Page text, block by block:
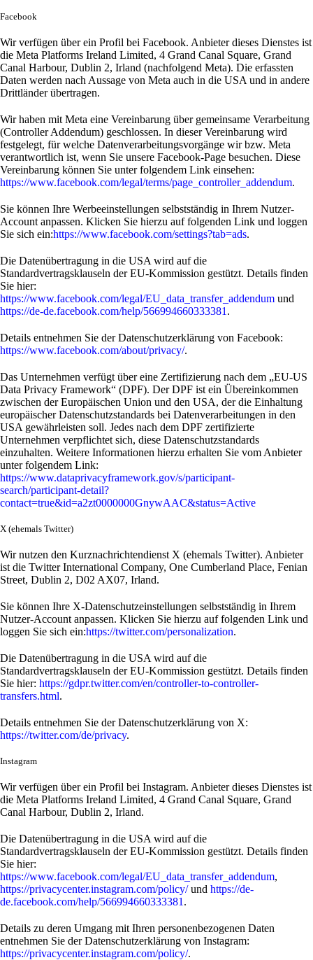
Facebook
Wir verfügen über ein Profil bei Facebook. Anbieter dieses Dienstes ist
die Meta Platforms Ireland Limited, 4 Grand Canal Square, Grand
Canal Harbour, Dublin 2, Irland (nachfolgend Meta). Die erfassten
Daten werden nach Aussage von Meta auch in die USA und in andere
Drittländer übertragen.
Wir haben mit Meta eine Vereinbarung über gemeinsame Verarbeitung
(Controller Addendum) geschlossen. In dieser Vereinbarung wird
festgelegt, für welche Datenverarbeitungsvorgänge wir bzw. Meta
verantwortlich ist, wenn Sie unsere Facebook-Page besuchen. Diese
Vereinbarung können Sie unter folgendem Link einsehen:
https://www.facebook.com/legal/terms/page_controller_addendum.
Sie können Ihre Werbeeinstellungen selbstständig in Ihrem Nutzer-
Account anpassen. Klicken Sie hierzu auf folgenden Link und loggen
Sie sich ein:https://www.facebook.com/settings?tab=ads.
Die Datenübertragung in die USA wird auf die
Standardvertragsklauseln der EU-Kommission gestützt. Details finden
Sie hier:
https://www.facebook.com/legal/EU_data_transfer_addendum und
https://de-de.facebook.com/help/566994660333381 .
Details entnehmen Sie der Datenschutzerklärung von Facebook:
https://www.facebook.com/about/privacy/.
Das Unternehmen verfügt über eine Zertifizierung nach dem „EU-US
Data Privacy Framework“ (DPF). Der DPF ist ein Übereinkommen
zwischen der Europäischen Union und den USA, der die Einhaltung
europäischer Datenschutzstandards bei Datenverarbeitungen in den
USA gewährleisten soll. Jedes nach dem DPF zertifizierte
Unternehmen verpflichtet sich, diese Datenschutzstandards
einzuhalten. Weitere Informationen hierzu erhalten Sie vom Anbieter
unter folgendem Link:
https://www.dataprivacyframework.gov/s/participant-
search/participant-detail?
contact=true&id=a2zt0000000GnywAAC&status=Active
X (ehemals Twitter)
Wir nutzen den Kurznachrichtendienst X (ehemals Twitter). Anbieter
ist die Twitter International Company, One Cumberland Place, Fenian
Street, Dublin 2, D02 AX07, Irland.
Sie können Ihre X-Datenschutzeinstellungen selbstständig in Ihrem
Nutzer-Account anpassen. Klicken Sie hierzu auf folgenden Link und
loggen Sie sich ein:https://twitter.com/personalization.
Die Datenübertragung in die USA wird auf die
Standardvertragsklauseln der EU-Kommission gestützt. Details finden
Sie hier: https://gdpr.twitter.com/en/controller-to-controller-
transfers.html.
Details entnehmen Sie der Datenschutzerklärung von X:
https://twitter.com/de/privacy.
Instagram
Wir verfügen über ein Profil bei Instagram. Anbieter dieses Dienstes ist
die Meta Platforms Ireland Limited, 4 Grand Canal Square, Grand
Canal Harbour, Dublin 2, Irland.
Die Datenübertragung in die USA wird auf die
Standardvertragsklauseln der EU-Kommission gestützt. Details finden
Sie hier:
https://www.facebook.com/legal/EU_data_transfer_addendum,
https://privacycenter.instagram.com/policy/und https://de-
de.facebook.com/help/566994660333381 .
Details zu deren Umgang mit Ihren personenbezogenen Daten
entnehmen Sie der Datenschutzerklärung von Instagram:
https://privacycenter.instagram.com/policy/.